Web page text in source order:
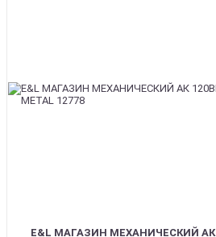
E&L МАГАЗИН МЕХАНИЧЕСКИЙ АК